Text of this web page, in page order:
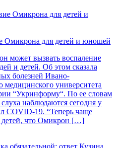
Омикрона для детей и юношей
может вызвать воспаление
и детей. Об этом сказала
болезней Ивано-
медицинского университета
“Укринформу“. По ее словам
наблюдаются сегодня у
COVID-19. “Теперь чаще
детей, что Омикрон […]